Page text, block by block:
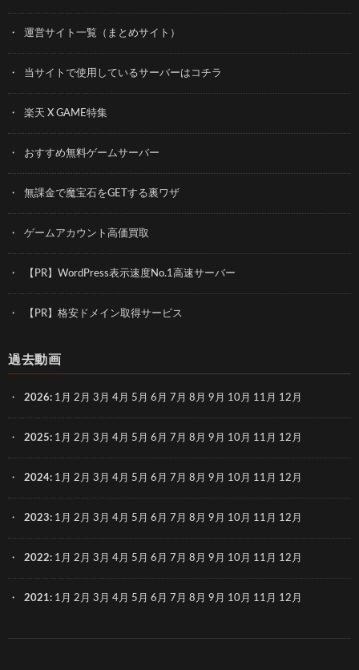
運営サイト一覧（まとめサイト）
当サイトで使用しているサーバーはコチラ
楽天 X GAME特集
おすすめ無料ゲームサーバー
無課金で魔宝石をGETする裏ワザ
ゲームアカウント高価買取
【PR】WordPress表示速度No.1高速サーバー
【PR】格安ドメイン取得サービス
過去動画
2026: 1月 2月 3月 4月 5月 6月 7月 8月 9月 10月 11月 12月
2025: 1月 2月 3月 4月 5月 6月 7月 8月 9月 10月 11月 12月
2024: 1月 2月 3月 4月 5月 6月 7月 8月 9月 10月 11月 12月
2023: 1月 2月 3月 4月 5月 6月 7月 8月 9月 10月 11月 12月
2022: 1月 2月 3月 4月 5月 6月 7月 8月 9月 10月 11月 12月
2021: 1月 2月 3月 4月 5月 6月 7月 8月 9月 10月 11月 12月